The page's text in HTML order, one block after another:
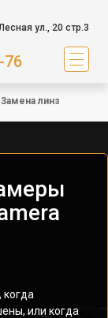
ул., 20 стр.3
76
Замена линз
когда
или когда